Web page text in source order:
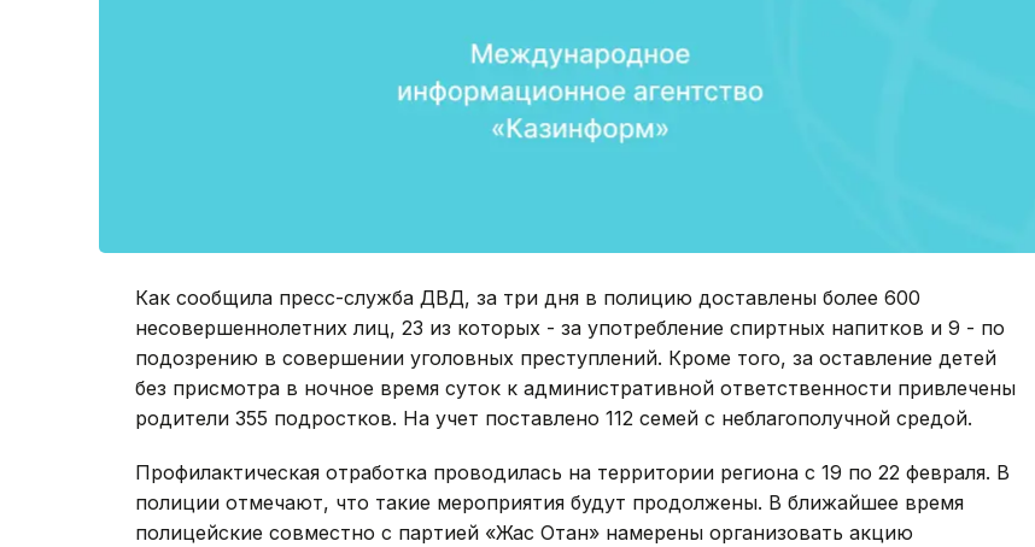
Как сообщила пресс-служба ДВД, за три дня в полицию доставлены более 600
несовершеннолетних лиц, 23 из которых - за употребление спиртных напитков и 9 - по
подозрению в совершении уголовных преступлений. Кроме того, за оставление детей
без присмотра в ночное время суток к административной ответственности привлечены
родители 355 подростков. На учет поставлено 112 семей с неблагополучной средой.
Профилактическая отработка проводилась на территории региона с 19 по 22 февраля. В
полиции отмечают, что такие мероприятия будут продолжены. В ближайшее время
полицейские совместно с партией «Жас Отан» намерены организовать акцию